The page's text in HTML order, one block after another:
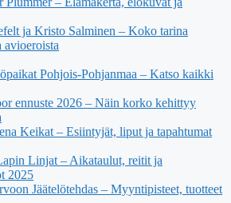
ja Kristo Salminen – Koko tarina
avioeroista
Pohjois-Pohjanmaa – Katso kaikki
ennuste 2026 – Näin korko kehittyy
Keikat – Esiintyjät, liput ja tapahtumat
Linjat – Aikataulut, reitit ja
2025
Jäätelötehdas – Myyntipisteet, tuotteet